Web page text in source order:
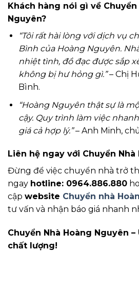
Khách hàng nói gì về Chuyển
Nguyên?
“Tôi rất hài lòng với dịch vụ
Bình của Hoàng Nguyên.
nhiệt tình, đồ đạc được sắp
không bị hư hỏng gì.”– Chị
Bình.
“Hoàng Nguyên thật sự là
cậy. Quy trình làm việc
giá cả hợp lý.”– Anh Minh,
Liên hệ ngay với Chuyển
Đừng để việc chuyển nhà trở
ngay hotline: 0964.886.880
cập website Chuyển nhà
tư vấn và nhận báo giá nhanh
Chuyển Nhà Hoàng Nguyên
chất lượng!